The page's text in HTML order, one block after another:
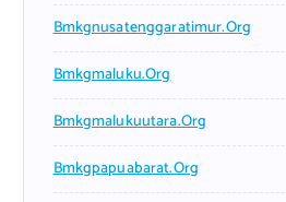
Bmkgnusatenggaratimur.org
Bmkgmaluku.org
Bmkgmalukuutara.org
Bmkgpapuabarat.org